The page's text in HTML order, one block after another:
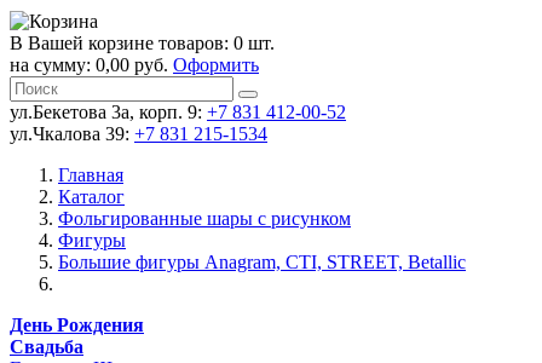
В Вашей корзине товаров: 0 шт.
на сумму: 0,00 руб. Оформить
ул.Бекетова 3а, корп. 9: +7 831 412-00-52
ул.Чкалова 39: +7 831 215-1534
Главная
Каталог
Фольгированные шары с рисунком
Фигуры
Большие фигуры Anagram, CTI, STREET, Betallic
День Рождения
Свадьба